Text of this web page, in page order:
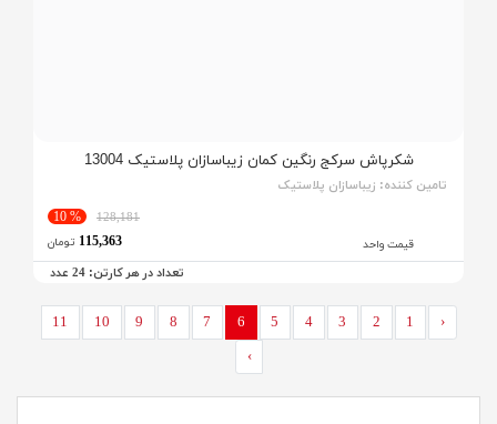
شکرپاش سرکج رنگین کمان زیباسازان پلاستیک 13004
تامین کننده: زیباسازان پلاستیک
قیمت واحد
128,181
% 10
115,363 تومان
تعداد در هر کارتن: 24 عدد
‹
1
2
3
4
5
6
7
8
9
10
11
›